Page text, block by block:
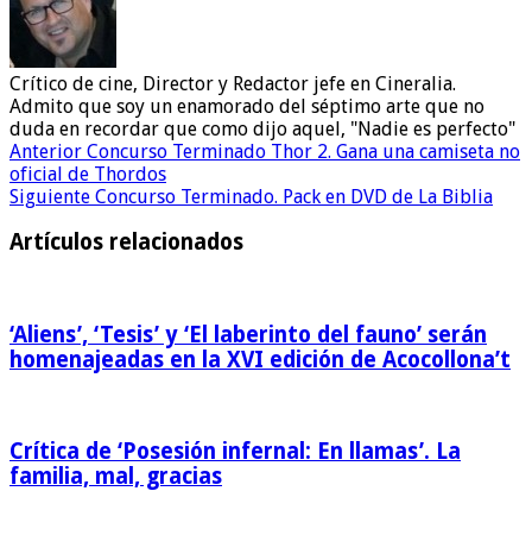
Crítico de cine, Director y Redactor jefe en Cineralia.
Admito que soy un enamorado del séptimo arte que no
duda en recordar que como dijo aquel, "Nadie es perfecto"
Anterior Concurso Terminado Thor 2. Gana una camiseta no
oficial de Thordos
Siguiente Concurso Terminado. Pack en DVD de La Biblia
Artículos relacionados
‘Aliens’, ‘Tesis’ y ‘El laberinto del fauno’ serán
homenajeadas en la XVI edición de Acocollona’t
Crítica de ‘Posesión infernal: En llamas’. La
familia, mal, gracias